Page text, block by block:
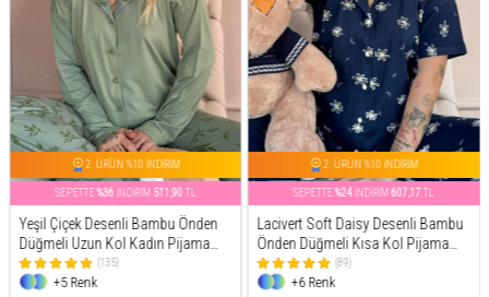
2. ÜRÜN %10 İNDİRİM
SEPETTE%36 İNDİRİM 511,90 TL
Yeşil Çiçek Desenli Bambu Önden
Düğmeli Uzun Kol Kadın Pijama
Takımı
(135)
+5 Renk
2. ÜRÜN %10 İNDİRİM
SEPETTE%24İNDİRİM607,17 TL
Lacivert Soft Daisy Desenli Bambu
Önden Düğmeli Kısa Kol Pijama
Takımı
(89)
+6 Renk